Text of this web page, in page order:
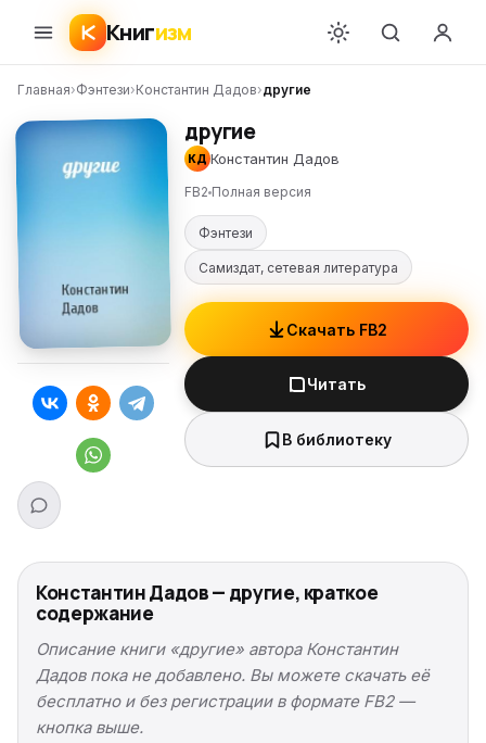
Книгизм
Главная›Фэнтези›Константин Дадов›другие
другие
КД Константин Дадов
FB2 Полная версия
Фэнтези
Самиздат, сетевая литература
Скачать FB2
Читать
В библиотеку
Константин Дадов — другие, краткое
содержание
Описание книги «другие» автора Константин
Дадов пока не добавлено. Вы можете скачать её
бесплатно и без регистрации в формате FB2 —
кнопка выше.